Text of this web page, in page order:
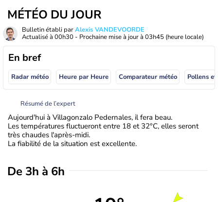
MÉTÉO DU JOUR
Bulletin établi parAlexis VANDEVOORDE
Actualisé à 00h30 - Prochaine mise à jour à 03h45 (heure locale)
En bref
Radar météo Heure par Heure Comparateur météo Pollens
Résumé de l’expert
Aujourd'hui à Villagonzalo Pedernales, il fera beau.
Les températures fluctueront entre 18 et 32°C, elles seront
très chaudes l'après-midi.
La fiabilité de la situation est excellente.
De 3h à 6h